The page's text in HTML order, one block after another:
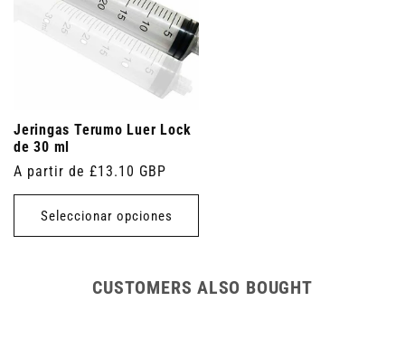
Jeringas Terumo Luer Lock
de 30 ml
Precio
habitual
A partir de £13.10 GBP
Seleccionar opciones
CUSTOMERS ALSO BOUGHT